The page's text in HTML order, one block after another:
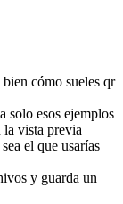
cómo sueles qr
solo esos ejemplos
la vista previa
el que usarías
y guarda un